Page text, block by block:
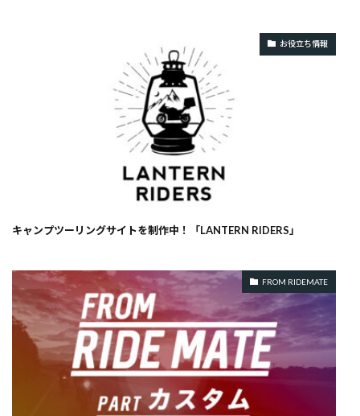
お役立ち情報
キャンプツーリングサイトを制作中！「LANTERN RIDERS」
FROM RIDEMATE